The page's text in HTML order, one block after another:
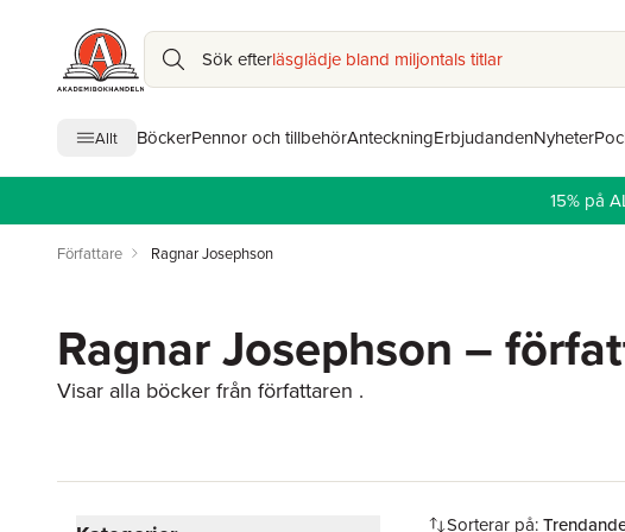
Sök efterläsglädje bland miljontals titlar
Allt BöckerPennor och tillbehörAnteckningErbjudandenNyheter
15% på
Författare Ragnar Josephson
Ragnar Josephson –
Visar alla böcker från författaren .
Sorterar på: